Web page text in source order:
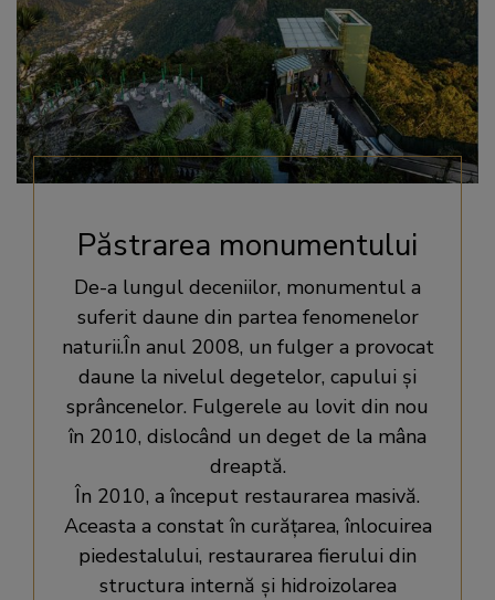
Păstrarea monumentului
De-a lungul deceniilor, monumentul a
suferit daune din partea fenomenelor
naturii.În anul 2008, un fulger a provocat
daune la nivelul degetelor, capului și
sprâncenelor. Fulgerele au lovit din nou
în 2010, dislocând un deget de la mâna
dreaptă.
În 2010, a început restaurarea masivă.
Aceasta a constat în curățarea, înlocuirea
piedestalului, restaurarea fierului din
structura internă și hidroizolarea